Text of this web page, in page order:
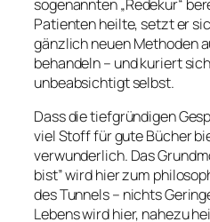
sogenannten „Redekur“
Patienten heilte, setzt er
gänzlich neuen Methoden
behandeln – und kuriert
unbeabsichtigt selbst.
Dass die tiefgründigen
viel Stoff für gute Bücher
verwunderlich. Das
bist” wird hier zum
des Tunnels – nichts
Lebens wird hier, nahezu